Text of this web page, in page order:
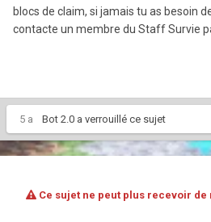
blocs de claim, si jamais tu as besoin
contacte un membre du Staff Survie
5 a Bot 2.0 a verrouillé ce sujet
Ce sujet ne peut plus recevoir